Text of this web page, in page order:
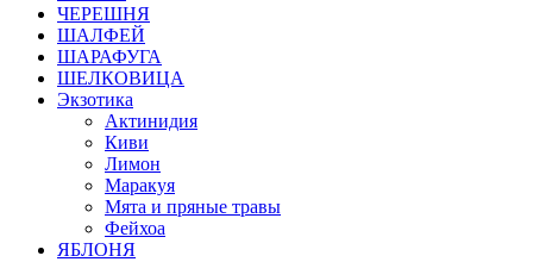
ЧЕРЕШНЯ
ШАЛФЕЙ
ШАРАФУГА
ШЕЛКОВИЦА
Экзотика
Актинидия
Киви
Лимон
Маракуя
Мята и пряные травы
Фейхоа
ЯБЛОНЯ